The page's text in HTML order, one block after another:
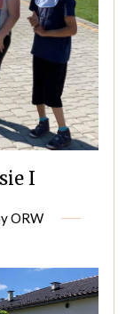
I
ORW